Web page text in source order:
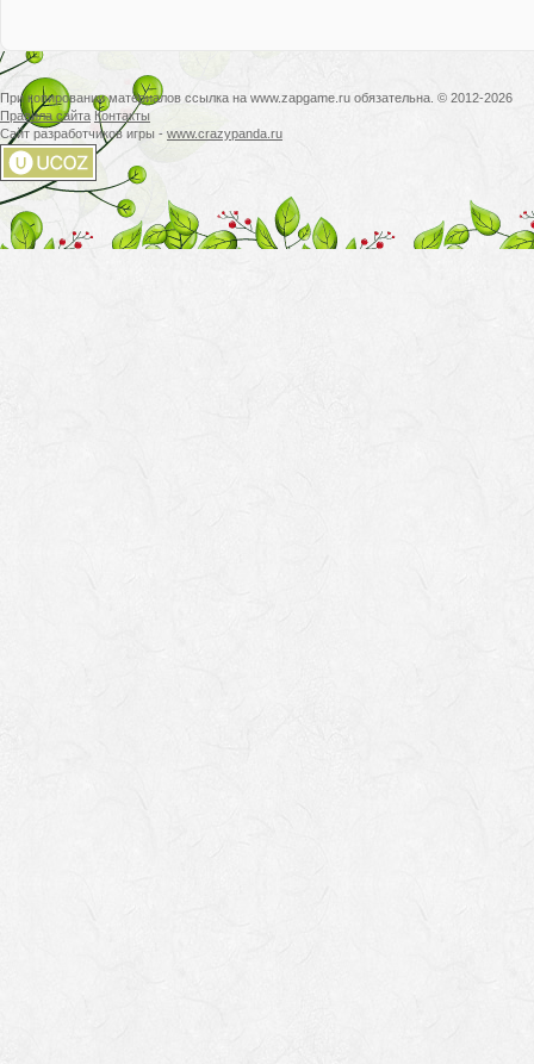
При копировании материалов ссылка на www.zapgame.ru обязательна. © 2012-2026
Правила сайта Контакты
Сайт разработчиков игры - www.crazypanda.ru